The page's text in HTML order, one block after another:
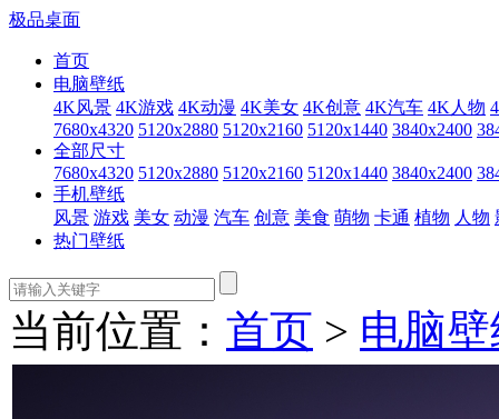
极品桌面
首页
电脑壁纸
4K风景 4K游戏 4K动漫 4K美女 4K创意 4K汽车 4K人物
7680x4320 5120x2880 5120x2160 5120x1440 3840x2400
全部尺寸
7680x4320 5120x2880 5120x2160 5120x1440 3840x2400
手机壁纸
风景 游戏 美女 动漫 汽车 创意 美食 萌物 卡通 植物 人物
热门壁纸
当前位置： 首页 > 电脑